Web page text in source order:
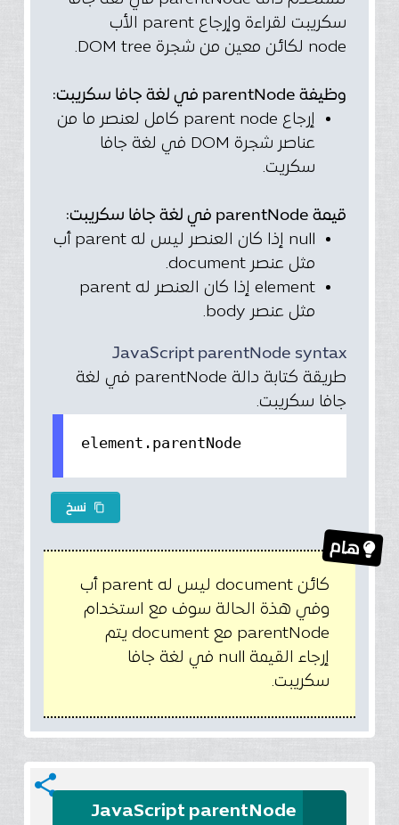
سكريبت لقراءة وإرجاع parent الأب
node لكائن معين من شجرة DOM tree.
وظيفة parentNode في لغة جافا سكريبت:
إرجاع parent node كامل لعنصر ما من
عناصر شجرة DOM في لغة جافا
سكريت.
قيمة parentNode في لغة جافا سكريبت:
null إذا كان العنصر ليس له parent أب
مثل عنصر document.
element إذا كان العنصر له parent
مثل عنصر body.
JavaScript parentNode syntax
طريقة كتابة دالة parentNode في لغة
جافا سكريبت.
element.parentNode
نسخ content_copy
هام
كائن document ليس له parent أب
وفي هذة الحالة سوف مع استخدام
parentNode مع document يتم
إرجاء القيمة null في لغة جافا
سكريبت.
share
JavaScript parentNode